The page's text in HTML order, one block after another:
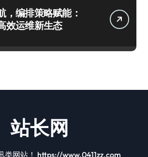
，编排策略赋能：
效运维新生态
站长网
类网站！ https://www.0411zz.com